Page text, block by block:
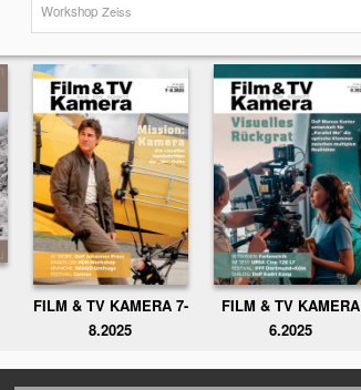
Workshop Zeiss
FILM & TV KAMERA 7-
8.2025
FILM & TV KAMERA
6.2025